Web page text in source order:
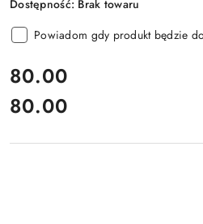
Dostępność: Brak towaru
Powiadom gdy produkt będzie
cena:
80.00
Cena:
80.00